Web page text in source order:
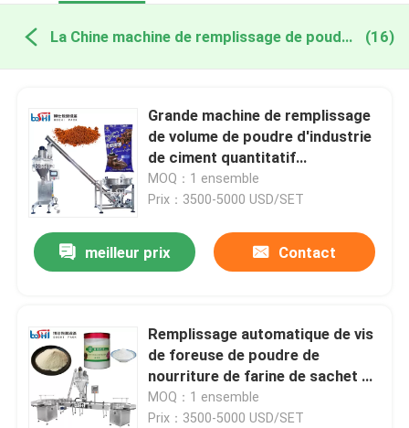
La Chine machine de remplissage de poudre (16)
Grande machine de remplissage
de volume de poudre d'industrie
de ciment quantitatif
automatique de poudre 5kg
10kg 25kg
MOQ：1 ensemble
Prix：3500-5000 USD/SET
meilleur prix Contact
Remplissage automatique de vis
de foreuse de poudre de
nourriture de farine de sachet en
plastique de bouteille de poudre
et machine à emballer
MOQ：1 ensemble
Prix：3500-5000 USD/SET